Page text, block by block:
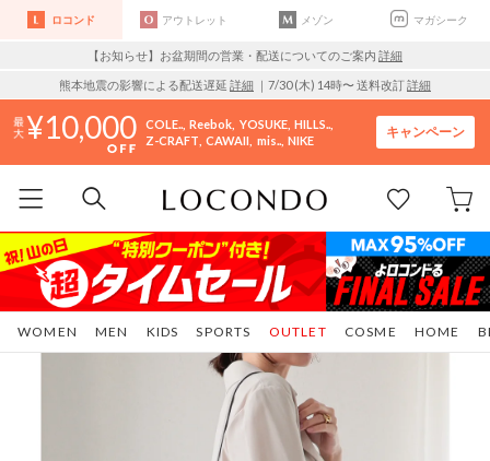
ロコンド アウトレット メゾン マガシーク
【お知らせ】お盆期間の営業・配送についてのご案内 詳細
熊本地震の影響による配送遅延 詳細 ｜7/30 (木) 14時〜 送料改訂詳細
10,000 COLE.. Reebok YOSUKE HILLS..
Z-CRAFT CAWAII mis.. NIKE
キャンペーン
WOMEN MEN KIDS SPORTS COSME HOME
OUTLET